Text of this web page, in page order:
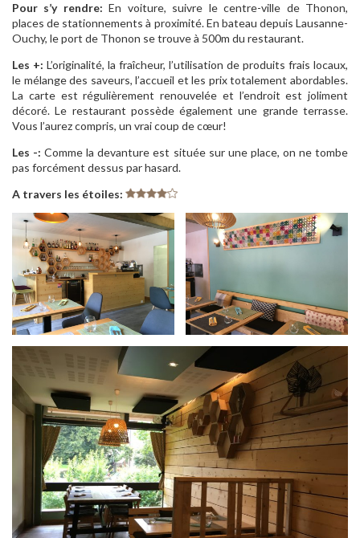
Pour s’y rendre:En voiture, suivre le centre-ville de Thonon,
places de stationnements à proximité. En bateau depuis Lausanne-
Ouchy, le port de Thonon se trouve à 500m du restaurant.
Les +: L’originalité, la fraîcheur, l’utilisation de produits frais locaux,
le mélange des saveurs, l’accueil et les prix totalement abordables.
La carte est régulièrement renouvelée et l’endroit est joliment
décoré. Le restaurant possède également une grande terrasse.
Vous l’aurez compris, un vrai coup de cœur!
Les -:Comme la devanture est située sur une place, on ne tombe
pas forcément dessus par hasard.
A travers les étoiles: